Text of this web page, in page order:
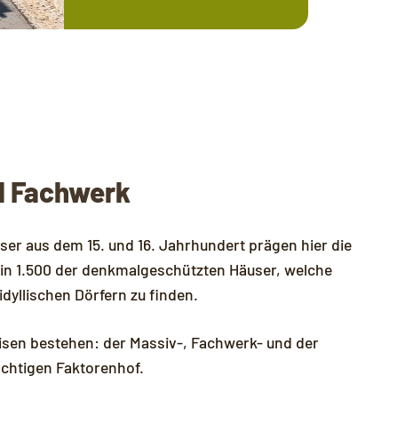
Fachwerk
aus dem 15. und 16. Jahrhundert prägen hier die
1.500 der denkmalgeschützten Häuser, welche
Dörfern zu finden.
bestehen: der Massiv-, Fachwerk- und der
Faktorenhof.